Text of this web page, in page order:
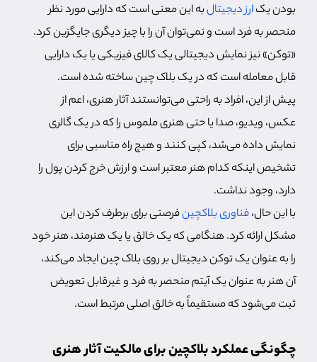
بودن یکارز دیجیتالبه این معنی است که دارایی مورد نظر
منحصر به فرد است و نمی‌توان آن را با چیز دیگری جایگزین کرد.
«توکن» نیز نمایش دیجیتالی یک کالای فیزیکی یا یک دارایی
قابل معامله است که در یک بلاک چین ساخته شده است.
پیش از این، افراد به راحتی می‌توانستند آثار هنری، اعم از
عکس، ویدیو، صدا یا حتی هنری ملموس را که در یک گالری
نمایش داده می‌شد، کپی کنند و هیچ راه مناسبی برای
تشخیص اینکه کدام هنر معتبر است و ارزش خرج کردن پول را
دارد، وجود نداشت.
با این حال،فناوری بلاکچینفرصتی برای برطرف کردن این
مشکل ارائه کرد. هنگامی که یک خالق یا یک هنرمند، هنر خود
را به عنوان یک توکن دیجیتال بر روی بلاک چین ایجاد می‌کند،
آن هنر به عنوان یک آیتم منحصر به فرد و غیرقابل تعویض
ثبت می‌شود که مستقیماً به خالق اصلی مرتبط است.
چگونگی عملکرد بلاکچین برای مالکیت آثار هنری